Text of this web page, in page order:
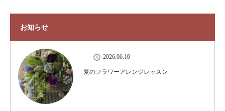
お知らせ
2026.06.10
夏のフラワーアレンジレッスン